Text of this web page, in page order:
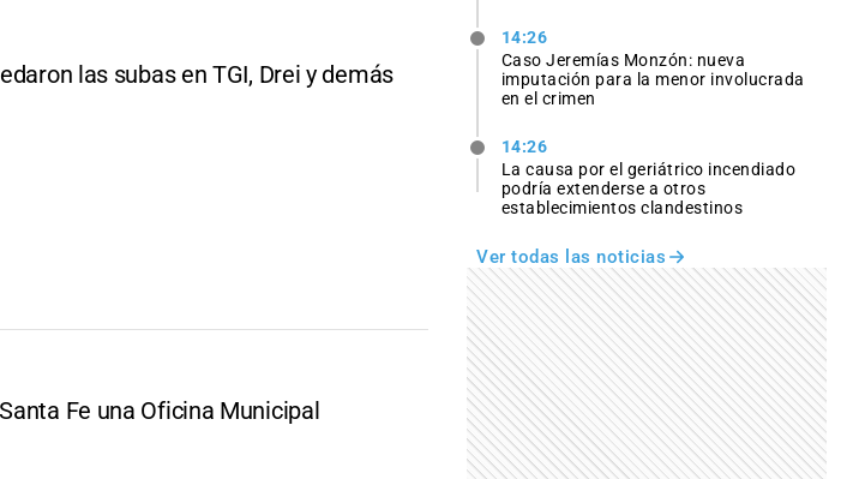
las subas en TGI, Drei y demás
Fe una Oficina Municipal
14:26
Caso Jeremías Monzón: nueva
imputación para la menor involucrada
en el crimen
14:26
La causa por el geriátrico incendiado
podría extenderse a otros
establecimientos clandestinos
Ver todas las noticias